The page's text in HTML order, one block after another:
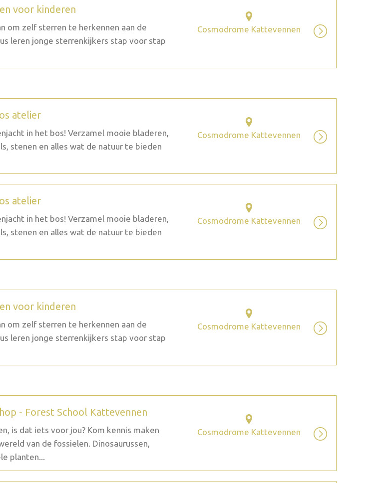
voor kinderen
om zelf sterren te herkennen aan de
leren jonge sterrenkijkers stap voor stap
Cosmodrome Kattevennen
atelier
in het bos! Verzamel mooie bladeren,
stenen en alles wat de natuur te bieden
Cosmodrome Kattevennen
atelier
in het bos! Verzamel mooie bladeren,
stenen en alles wat de natuur te bieden
Cosmodrome Kattevennen
voor kinderen
om zelf sterren te herkennen aan de
leren jonge sterrenkijkers stap voor stap
Cosmodrome Kattevennen
- Forest School Kattevennen
is dat iets voor jou? Kom kennis maken
van de fossielen. Dinosaurussen,
planten...
Cosmodrome Kattevennen